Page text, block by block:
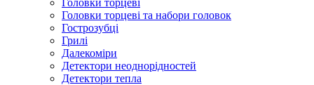
Головки торцеві
Головки торцеві та набори головок
Гострозубці
Грилі
Далекоміри
Детектори неоднорідностей
Детектори тепла